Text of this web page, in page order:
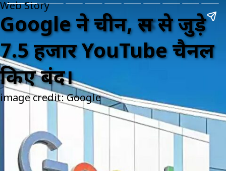
Web Story
Google ने चीन, रूस से जुड़े
7.5 हजार YouTube चैनल
किए बंद।
image credit: Google